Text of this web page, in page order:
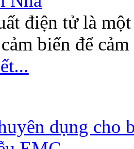
điện tử là
biến để
dụng cho